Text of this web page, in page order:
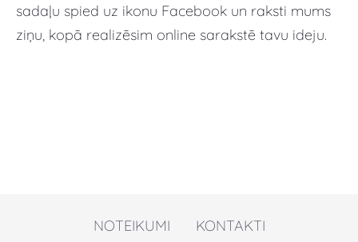
sadaļu spied uz ikonu Facebook un raksti mums
ziņu, kopā realizēsim online sarakstē tavu ideju.
NOTEIKUMI KONTAKTI